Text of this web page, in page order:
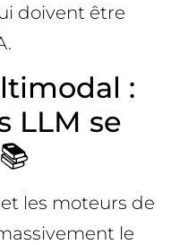
doivent être
:
LLM se
les moteurs de
le